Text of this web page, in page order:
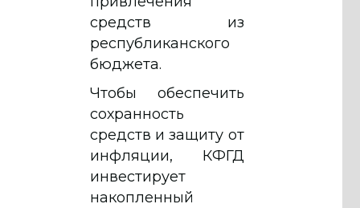
средств из
республиканского
бюджета.
Чтобы обеспечить
сохранность
средств и защиту от
инфляции, КФГД
инвестирует
накопленный